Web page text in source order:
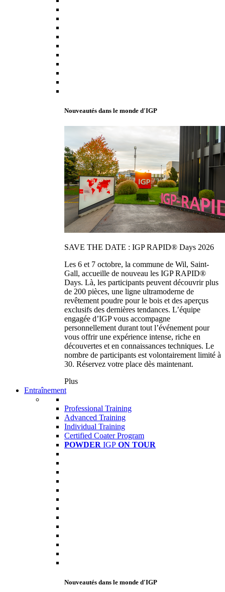
Nouveautés dans le monde d'IGP
SAVE THE DATE : IGP RAPID® Days 2026
Les 6 et 7 octobre, la commune de Wil, Saint-
Gall, accueille de nouveau les IGP RAPID®
Days. Là, les participants peuvent découvrir plus
de 200 pièces, une ligne ultramoderne de
revêtement poudre pour le bois et des aperçus
exclusifs des dernières tendances. L’équipe
engagée d’IGP vous accompagne
personnellement durant tout l’événement pour
vous offrir une expérience intense, riche en
découvertes et en connaissances techniques. Le
nombre de participants est volontairement limité à
30. Réservez votre place dès maintenant.
Plus
Entraînement
Professional Training
Advanced Training
Individual Training
Certified Coater Program
POWDER IGP ON TOUR
Nouveautés dans le monde d'IGP